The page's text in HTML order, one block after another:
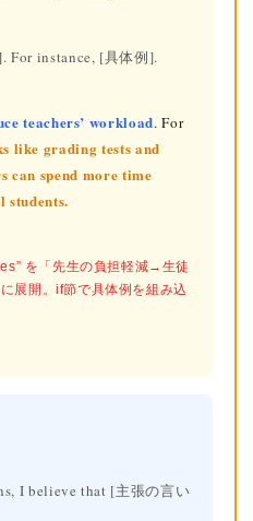
For instance, [具体例].
teachers’ workload. For
like grading tests and
can spend more time
を「先生の負担軽減→生徒
展開。if節で具体例を組み込
I believe that [主張の言い